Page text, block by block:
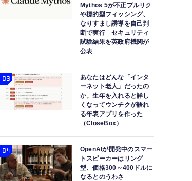
Mythos 5が不正プルリク
や標的型フィッシング、
なりすまし誘導を自己判
断で実行 セキュリティ
試験結果を英政府機関が
公表
あなたはどんな「インタ
ーネット老人」だったの
か。生年を入れると詳し
くなってウンチクが語れ
る年表アプリを作った
（CloseBox）
OpenAIが開発中のスマー
トスピーカーはリング
型、価格300～400ドルに
なるとのうわさ